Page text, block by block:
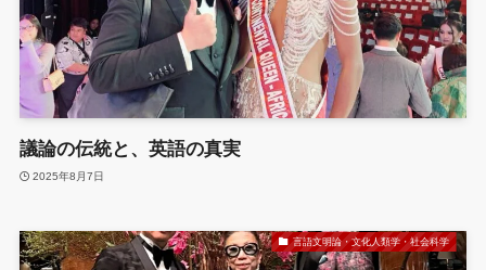
議論の伝統と、英語の真実
2025年8月7日
言語文明論・文化人類学・社会科学